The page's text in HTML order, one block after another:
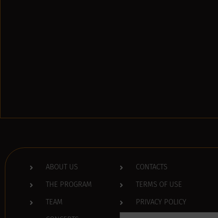
ABOUT US
THE PROGRAM
TEAM
CONTACTS
TERMS OF USE
PRIVACY POLICY
Search